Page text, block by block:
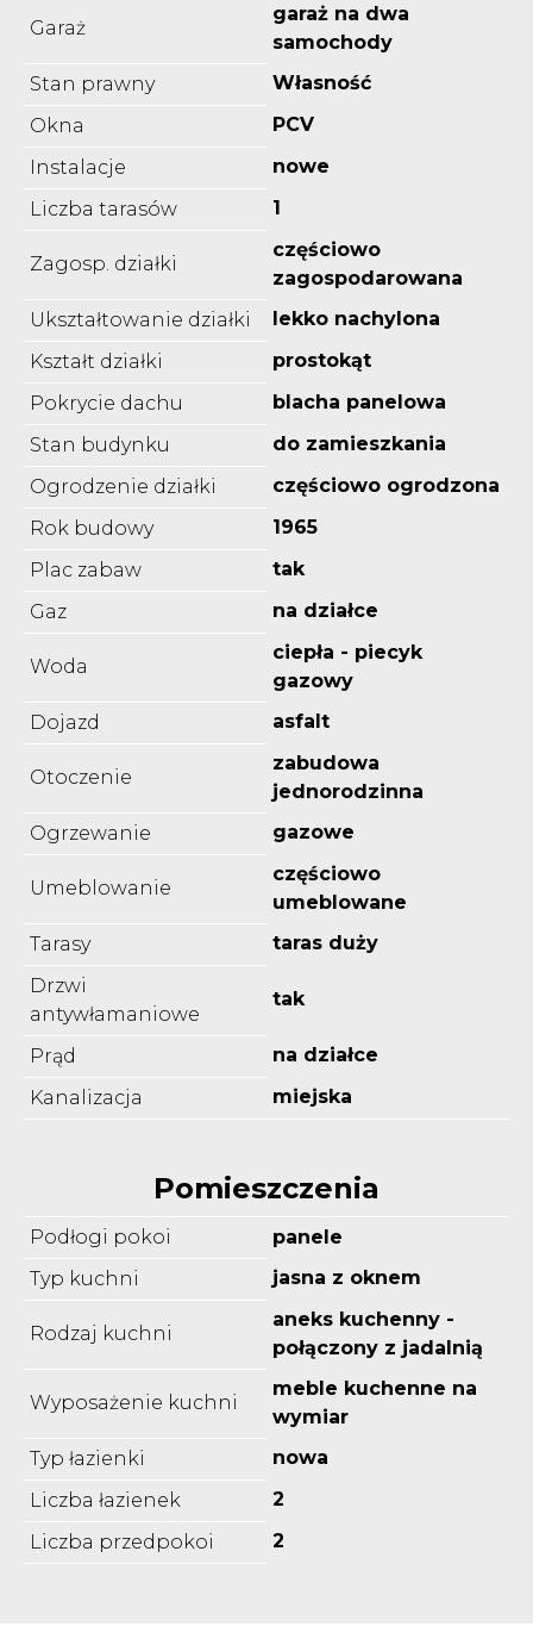
Garaż
garaż na dwa
samochody
Stan prawny
Własność
Okna
PCV
Instalacje
nowe
Liczba tarasów
1
Zagosp. działki
częściowo
zagospodarowana
Ukształtowanie działki
lekko nachylona
Kształt działki
prostokąt
Pokrycie dachu
blacha panelowa
Stan budynku
do zamieszkania
Ogrodzenie działki
częściowo ogrodzona
Rok budowy
1965
Plac zabaw
tak
Gaz
na działce
Woda
ciepła - piecyk
gazowy
Dojazd
asfalt
Otoczenie
zabudowa
jednorodzinna
Ogrzewanie
gazowe
Umeblowanie
częściowo
umeblowane
Tarasy
taras duży
Drzwi
antywłamaniowe
tak
Prąd
na działce
Kanalizacja
miejska
Pomieszczenia
Podłogi pokoi
panele
Typ kuchni
jasna z oknem
Rodzaj kuchni
aneks kuchenny -
połączony z jadalnią
Wyposażenie kuchni
meble kuchenne na
wymiar
Typ łazienki
nowa
Liczba łazienek
2
Liczba przedpokoi
2